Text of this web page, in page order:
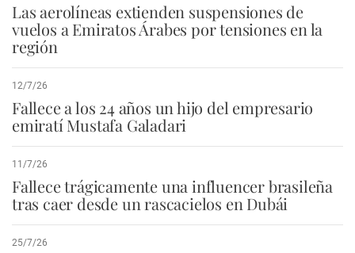
Las aerolíneas extienden suspensiones de
vuelos a Emiratos Árabes por tensiones en la
región
12/7/26
Fallece a los 24 años un hijo del empresario
emiratí Mustafa Galadari
11/7/26
Fallece trágicamente una influencer brasileña
tras caer desde un rascacielos en Dubái
25/7/26